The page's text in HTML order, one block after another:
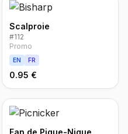
Scalproie
#112
Promo
EN FR
0.95 €
Fan de Pique-Nique